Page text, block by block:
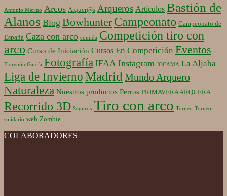
Antonio Merino Arcos Arquer@s Arqueros Artículos Bastión de
Alanos Blog Bowhunter Campeonato Campeonato de
España Caza con arco comida Competición tiro con
arco Curso de Iniciación Cursos En Competición Eventos
Florentín García Fotografía IFAA Instagram JOCAMA La Aljaba
Liga de Invierno Madrid Mundo Arquero
Naturaleza Nuestros productos Perros PRIMAVERA ARQUERA
Recorrido 3D Seguros Tiro con arco Torneo Torneo
solidario web Zombie
COLABORADORES